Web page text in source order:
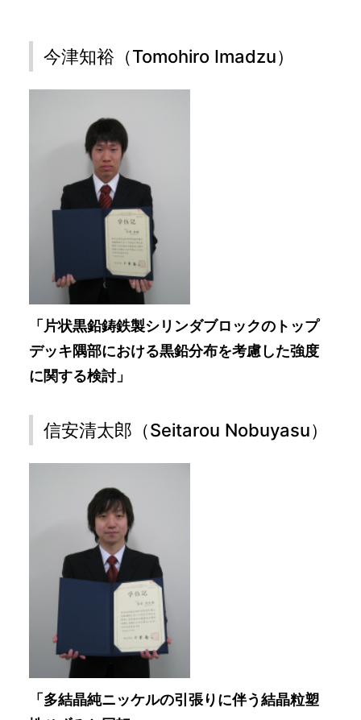
今津知裕（Tomohiro Imadzu）
「片状黒鉛鋳鉄製シリンダブロックのトップ
デッキ隅部における黒鉛分布を考慮した強度
に関する検討」
信安清太郎（Seitarou Nobuyasu）
「多結晶純ニッケルの引張りに伴う結晶粒塑